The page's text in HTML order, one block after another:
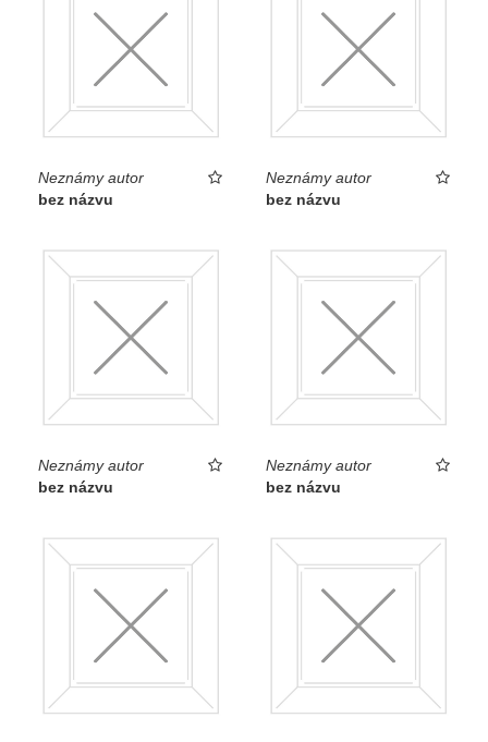
Neznámy autor
bez názvu
Neznámy autor
bez názvu
Neznámy autor
bez názvu
Neznámy autor
bez názvu